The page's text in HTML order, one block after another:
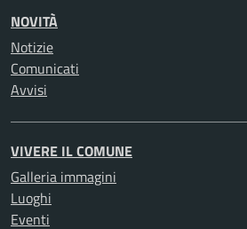
NOVITÀ
Notizie
Comunicati
Avvisi
VIVERE IL COMUNE
Galleria immagini
Luoghi
Eventi